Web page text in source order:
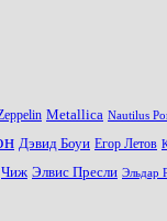
Metallica Nautilus
Дэвид Боуи Егор Летов
Чиж Элвис Пресли Эльдар